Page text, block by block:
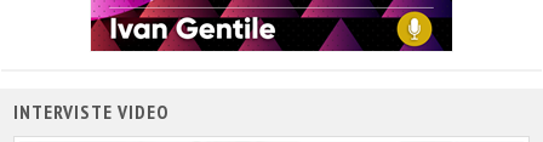
INTERVISTE VIDEO